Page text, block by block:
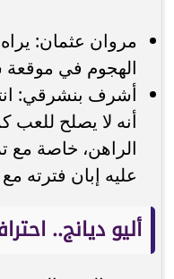
مروان عثمان:
الهجوم في موقعة
أشرف بنشرقي:
أنه لا يصلح
الراهن، خاصة مع
عليه إبان فترته
أليو ديانج..